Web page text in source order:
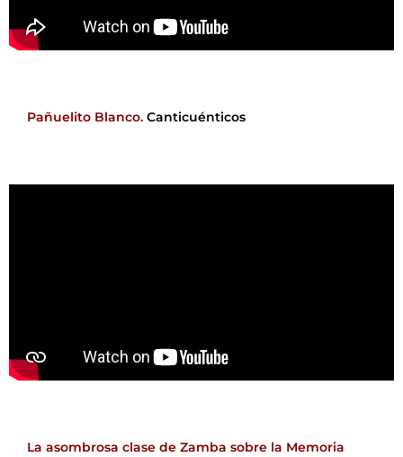
Pañuelito Blanco. Canticuénticos
La asombrosa clase de Zamba sobre la Memoria